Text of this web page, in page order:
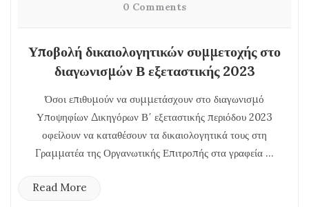
0 Comments
Υποβολή δικαιολογητικών συμμετοχής στο
διαγωνισμών Β εξεταστικής 2023
Όσοι επιθυμούν να συμμετάσχουν στο διαγωνισμό
Υποψηφίων Δικηγόρων Β΄ εξεταστικής περιόδου 2023
οφείλουν να καταθέσουν τα δικαιολογητικά τους στη
Γραμματέα της Οργανωτικής Επιτροπής στα γραφεία ...
Read More